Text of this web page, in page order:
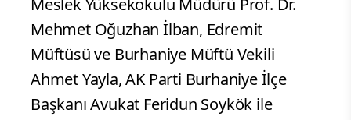
Meslek Yüksekokulu Müdürü Prof. Dr.
Mehmet Oğuzhan İlban, Edremit
Müftüsü ve Burhaniye Müftü Vekili
Ahmet Yayla, AK Parti Burhaniye İlçe
Başkanı Avukat Feridun Soykök ile